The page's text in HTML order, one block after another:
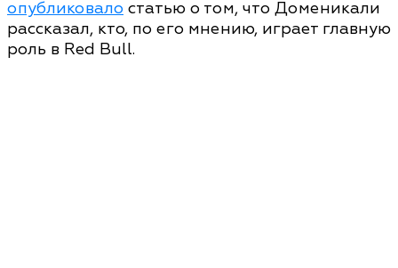
опубликовало статью о том, что Доменикали
рассказал, кто, по его мнению, играет главную
роль в Red Bull.